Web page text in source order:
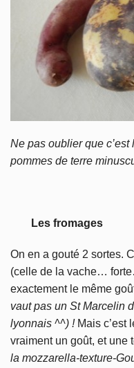
Ne pas oublier que
pommes de terre
Les fromages
On en a gouté 2 sortes.
(celle de la vache…
exactement le même
vaut pas un St Marcelin
lyonnais ^^) !Mais c’est
vraiment un goût, et une
la mozzarella-texture-